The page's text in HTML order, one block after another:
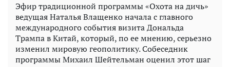
Эфир традиционной программы «Охота на дичь»
ведущая Наталья Влащенко начала с главного
международного события визита Дональда
Трампа в Китай, который, по ее мнению, серьезно
изменил мировую геополитику. Собеседник
программы Михаил Шейтельман оценил этот шаг